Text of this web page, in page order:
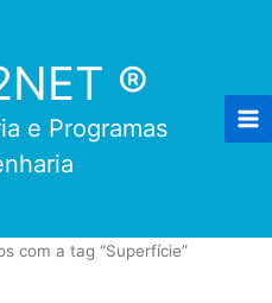
®
e Programas
com a tag “Superfície”